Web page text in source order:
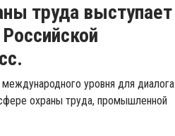
труда выступает
уровня для диалога
охраны труда, промышленной